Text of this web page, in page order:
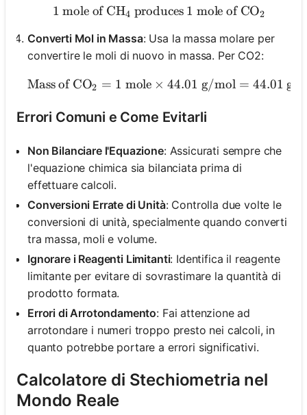
1 \text{ mole of CH}_4
1 mole of CH4 produces 1 mole of CO2
Converti Mol in Massa: Usa la massa molare per
convertire le moli di nuovo in massa. Per CO2:
\text{Mass of CO}_2
Mass of CO2 = 1 mole × 44.01 g/mol = 44.01
Errori Comuni e Come Evitarli
Non Bilanciare l'Equazione: Assicurati sempre che
l'equazione chimica sia bilanciata prima di
effettuare calcoli.
Conversioni Errate di Unità: Controlla due volte le
conversioni di unità, specialmente quando converti
tra massa, moli e volume.
Ignorare i Reagenti Limitanti: Identifica il reagente
limitante per evitare di sovrastimare la quantità di
prodotto formata.
Errori di Arrotondamento: Fai attenzione ad
arrotondare i numeri troppo presto nei calcoli, in
quanto potrebbe portare a errori significativi.
Calcolatore di Stechiometria nel
Mondo Reale